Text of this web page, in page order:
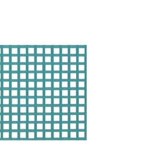
5
Dentalprodukte